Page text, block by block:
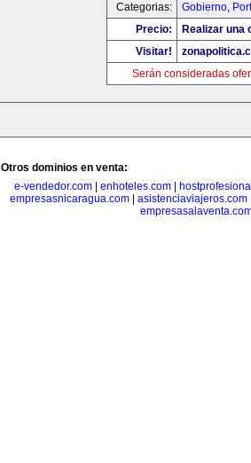
Categorias:
Gobierno,
Precio:
Realizar una
Visitar!
Serán consideradas
Otros dominios en venta:
e-vendedor.com| enhoteles.com|
empresasnicaragua.com| asistenciaviajeros.com